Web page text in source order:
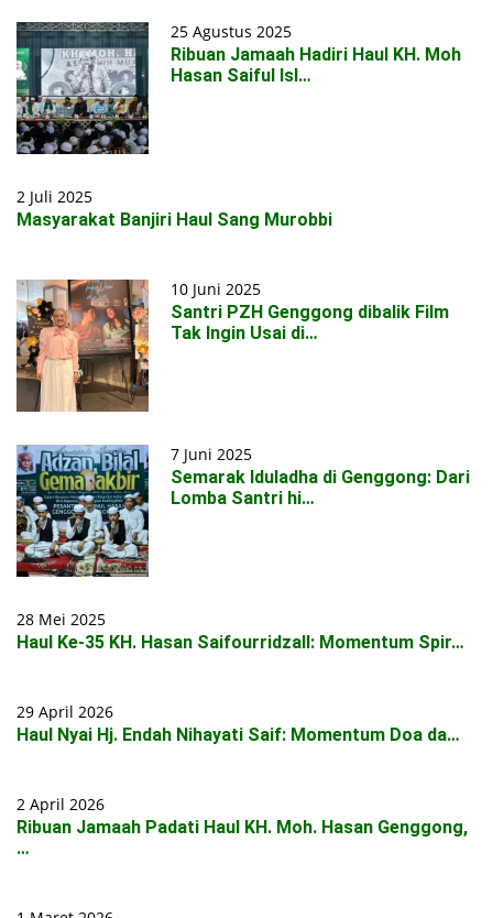
25 Agustus 2025
Ribuan Jamaah Hadiri Haul KH. Moh
Hasan Saiful Isl…
2 Juli 2025
Masyarakat Banjiri Haul Sang Murobbi
10 Juni 2025
Santri PZH Genggong dibalik Film
Tak Ingin Usai di…
7 Juni 2025
Semarak Iduladha di Genggong: Dari
Lomba Santri hi…
28 Mei 2025
Haul Ke-35 KH. Hasan Saifourridzall: Momentum Spir…
29 April 2026
Haul Nyai Hj. Endah Nihayati Saif: Momentum Doa da…
2 April 2026
Ribuan Jamaah Padati Haul KH. Moh. Hasan Genggong,
…